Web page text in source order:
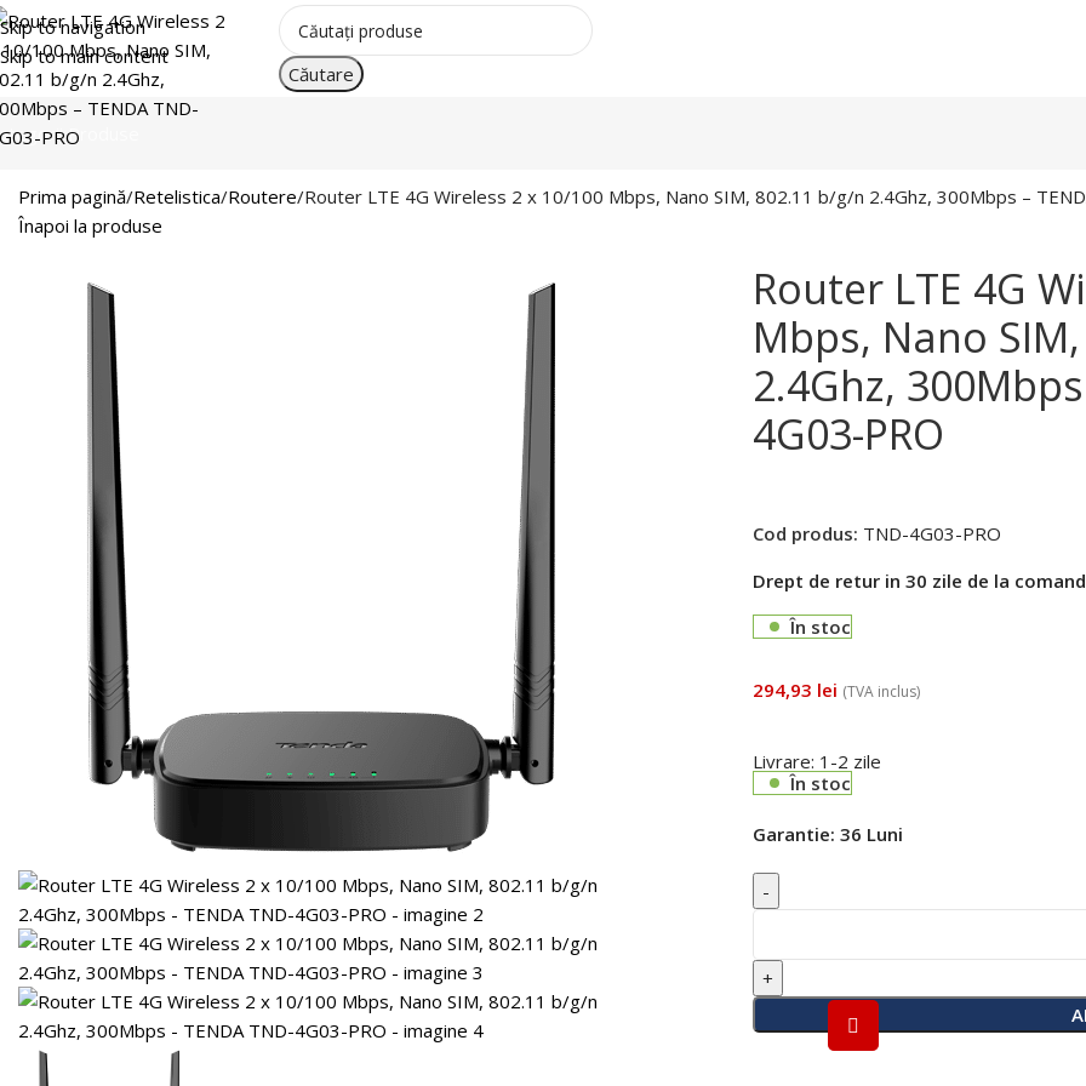
Skip to navigation
Skip to main content
Căutare
Produse
Prima pagină Retelistica Routere Router LTE 4G Wireless 2 x 10/100 Mbps, Nano SIM, 802.11 b/g/n 2.4Ghz, 300Mbps –
Înapoi la produse
Router LTE 4G
Mbps, Nano
2.4Ghz,
4G03-PRO
Cod produs: TND-4G03-PRO
Drept de retur in 30 zile de la
În stoc
294,93 lei (TVA inclus)
Livrare: 1-2 zile
În stoc
Garantie: 36 Luni